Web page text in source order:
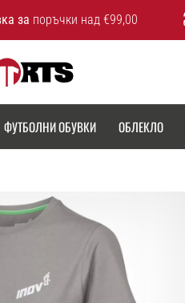
за поръчки над €99,00
ФУТБОЛНИ ОБУВКИ ОБЛЕКЛО